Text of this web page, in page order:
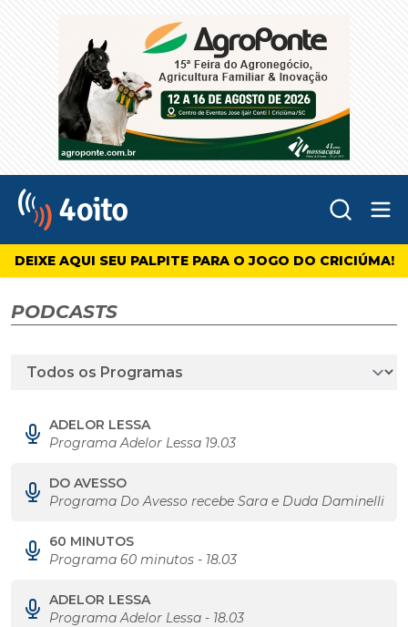
4oito
DEIXE AQUI SEU PALPITE PARA O JOGO DO CRICIÚMA!
PODCASTS
ADELOR LESSA
Programa Adelor Lessa 19.03
DO AVESSO
Programa Do Avesso recebe Sara e Duda Daminelli
60 MINUTOS
Programa 60 minutos - 18.03
ADELOR LESSA
Programa Adelor Lessa - 18.03